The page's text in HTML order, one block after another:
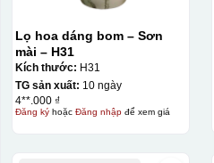
Lọ hoa dáng bom – Sơn
mài – H31
Kích thước: H31
TG sản xuất: 10 ngày
4**.000 ₫
Đăng kýhoặc Đăng nhậpđể xem giá